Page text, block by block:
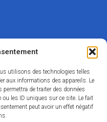
utilisons des technologies telles
aux informations des appareils. Le
de traiter des données
ou les ID uniques sur ce site. Le fait
peut avoir un effet négatif